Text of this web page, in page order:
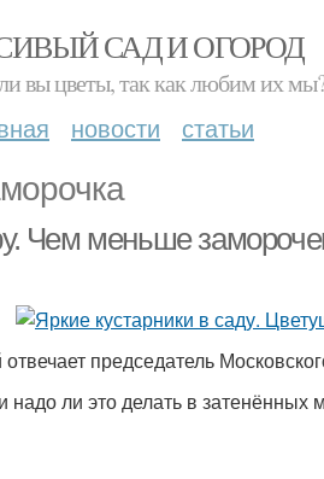
САД И ОГОРОД
вы цветы, так как любим их
новости статьи
Чем меньше
председатель
надо ли это делать в